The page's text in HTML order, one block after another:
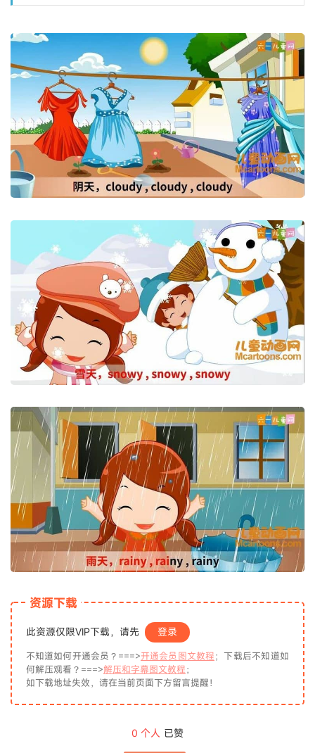
资源下载
此资源仅限VIP下载，请先 登录
不知道如何开通会员？===>开通会员图文教程；下载后不知道如
何解压观看？===>解压和字幕图文教程；
如下载地址失效，请在当前页面下方留言提醒！
0 个人 已赞